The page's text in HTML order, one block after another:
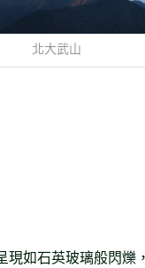
北大武山
如石英玻璃般閃